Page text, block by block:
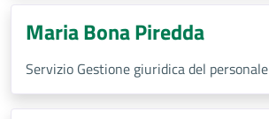
Maria Bona Piredda
Servizio Gestione giuridica del personale